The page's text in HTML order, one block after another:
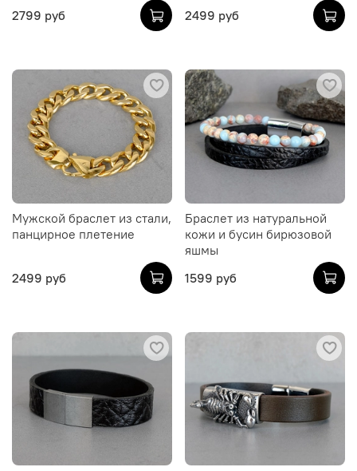
2799 руб
2499 руб
Мужской браслет из стали,
панцирное плетение
2499 руб
Браслет из натуральной
кожи и бусин бирюзовой
яшмы
1599 руб